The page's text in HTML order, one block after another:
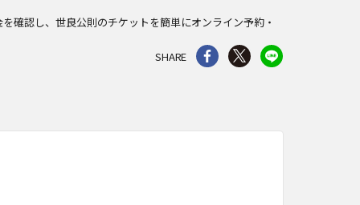
確認し、世良公則のチケットを簡単にオンライン予約・
SHARE シェア Twitter